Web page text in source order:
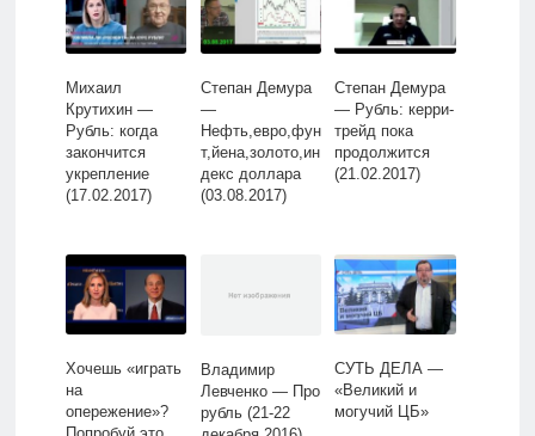
Михаил
Крутихин —
Рубль: когда
закончится
укрепление
(17.02.2017)
Степан Демура
—
Нефть,евро,фун
т,йена,золото,ин
декс доллара
(03.08.2017)
Степан Демура
— Рубль: керри-
трейд пока
продолжится
(21.02.2017)
Хочешь «играть
на
опережение»?
Владимир
Левченко — Про
рубль (21-22
СУТЬ ДЕЛА —
«Великий и
могучий ЦБ»